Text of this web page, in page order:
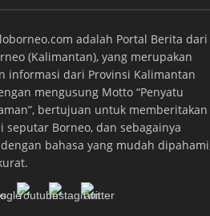
adalah Portal Berita dari
(Kalimantan), yang merupakan
informasi dari Provinsi Kalimantan
mengusung Motto “Penyatu
bertujuan untuk memberitakan
seputar Borneo, dan sebagainya
bahasa yang mudah